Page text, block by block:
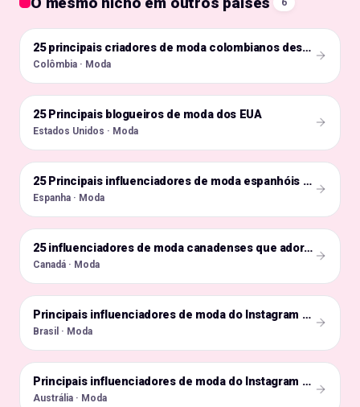
6
🇨🇴 25 principais criadores de moda colombianos deste ano
Colômbia · Moda
🇺🇸
25 Principais blogueiros de moda dos EUA
Estados Unidos · Moda
🇪🇸 25 Principais influenciadores de moda espanhóis para seguir
Espanha · Moda
🇨🇦 25 influenciadores de moda canadenses que adoramos observar!
Canadá · Moda
🇧🇷 Principais influenciadores de moda do Instagram no Brasil
Brasil · Moda
🇦🇺 Principais influenciadores de moda do Instagram na Austrália
Austrália · Moda